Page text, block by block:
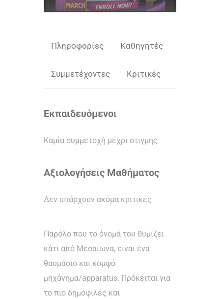
Πληροφορίες Καθηγητές
Συμμετέχοντες Κριτικές
Eκπαιδευόμενοι
Καμία συμμετοχή μέχρι στιγμής
Αξιολογήσεις Μαθήματος
Δεν υπάρχουν ακόμα κριτικές
Παρόλο που το όνομά του θυμίζει
κάτι από Μεσαίωνα, είναι ένα
θαυμάσιο και κομψό
μηχάνημα/apparatus. Πρόκειται για
το πιο δημοφιλές και